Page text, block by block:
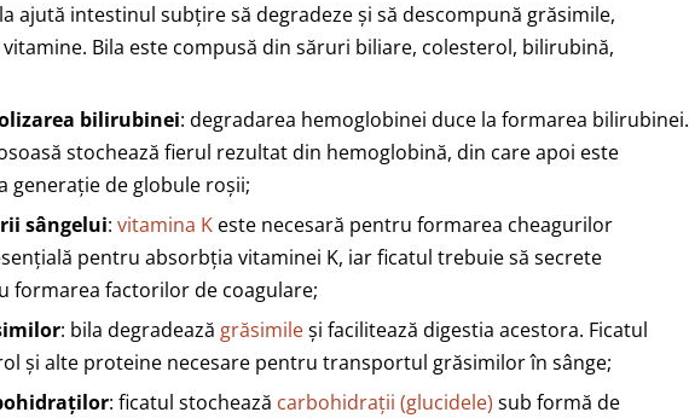
ajută intestinul subțire să degradeze și să descompună grăsimile,
Bila este compusă din săruri biliare, colesterol, bilirubină,
bilirubinei: degradarea hemoglobinei duce la formarea bilirubinei.
stochează fierul rezultat din hemoglobină, din care apoi este
generație de globule roșii;
sângelui: vitamina K este necesară pentru formarea cheagurilor
pentru absorbția vitaminei K, iar ficatul trebuie să secrete
formarea factorilor de coagulare;
: bila degradează grăsimileși facilitează digestia acestora. Ficatul
și alte proteine necesare pentru transportul grăsimilor în sânge;
: ficatul stochează carbohidrații (glucidele) sub formă de